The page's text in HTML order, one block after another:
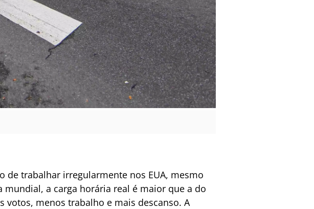
de trabalhar irregularmente nos EUA, mesmo
a carga horária real é maior que a do
votos, menos trabalho e mais descanso. A